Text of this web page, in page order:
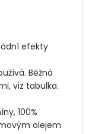
efekty
Běžná
viz tabulka.
100%
olejem